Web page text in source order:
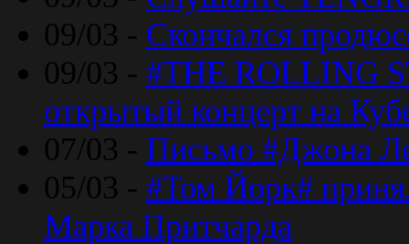
09/03 - Скончался
09/03 - #THE ROLLING
открытый концерт на
07/03 - Письмо #Джона
05/03 - #Том Йорк#
Марка Притчарда